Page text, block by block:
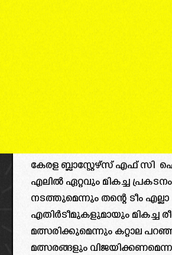
കേരള ബ്ലാസ്റ്റേഴ്‌സ് എഫ്
എലിൽ ഏറ്റവും മികച്ച പ്രകടനം
നടത്തുമെന്നും തന്റെ ടീം എല്ലാ
എതിർടീമുകളുമായും മികച്ച
മത്സരിക്കുമെന്നും കറ്റാല
മത്സരങ്ങളും വിജയിക്കണമെന്ന